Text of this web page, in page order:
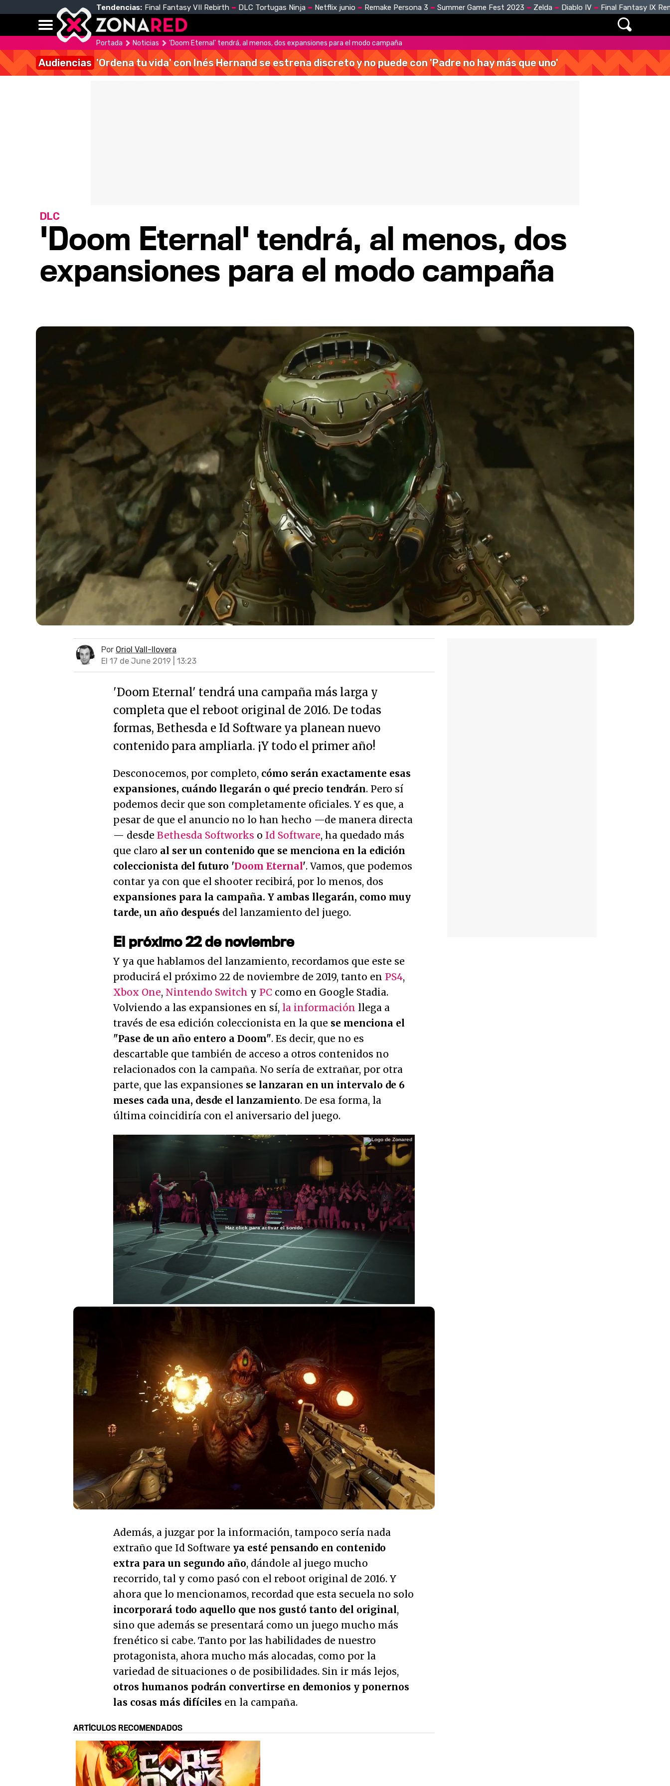
Tendencias: Final Fantasy VII Rebirth DLC Tortugas Ninja Netflix junio Remake Persona 3 Summer Game Fest 2023 Zelda Diablo IV Final Fantasy IX
Portada Noticias 'Doom Eternal' tendrá, al menos, dos expansiones para el modo campaña
Audiencias 'Ordena tu vida' con Inés Hernand se estrena discreto y no puede con 'Padre no hay más que uno'
'Doom Eternal' tendrá, al menos, dos
expansiones para el modo campaña
DLC
Por Oriol Vall-llovera
El 17 de June 2019 | 13:23
'Doom Eternal' tendrá una campaña más larga y
completa que el reboot original de 2016. De todas
formas, Bethesda e Id Software ya planean nuevo
contenido para ampliarla. ¡Y todo el primer año!
Desconocemos, por completo, cómo serán exactamente esas
expansiones, cuándo llegarán o qué precio tendrán. Pero sí
podemos decir que son completamente oficiales. Y es que, a
pesar de que el anuncio no lo han hecho —de manera directa
— desde Bethesda Softworks o Id Software, ha quedado más
que claro al ser un contenido que se menciona en la edición
coleccionista del futuro 'Doom Eternal'. Vamos, que podemos
contar ya con que el shooter recibirá, por lo menos, dos
expansiones para la campaña. Y ambas llegarán, como muy
tarde, un año después del lanzamiento del juego.
El próximo 22 de noviembre
Y ya que hablamos del lanzamiento, recordamos que este se
producirá el próximo 22 de noviembre de 2019, tanto en PS4,
Xbox One, Nintendo Switch y PC como en Google Stadia.
Volviendo a las expansiones en sí, la información llega a
través de esa edición coleccionista en la que se menciona el
"Pase de un año entero a Doom". Es decir, que no es
descartable que también de acceso a otros contenidos no
relacionados con la campaña. No sería de extrañar, por otra
parte, que las expansiones se lanzaran en un intervalo de 6
meses cada una, desde el lanzamiento. De esa forma, la
última coincidiría con el aniversario del juego.
Unmute /
Loaded:
Haz click para activar el sonido
Además, a juzgar por la información, tampoco sería nada
extraño que Id Software ya esté pensando en contenido
extra para un segundo año, dándole al juego mucho
recorrido, tal y como pasó con el reboot original de 2016. Y
ahora que lo mencionamos, recordad que esta secuela no solo
incorporará todo aquello que nos gustó tanto del original,
sino que además se presentará como un juego mucho más
frenético si cabe. Tanto por las habilidades de nuestro
protagonista, ahora mucho más alocadas, como por la
variedad de situaciones o de posibilidades. Sin ir más lejos,
otros humanos podrán convertirse en demonios y ponernos
las cosas más difíciles en la campaña.
ARTÍCULOS RECOMENDADOS